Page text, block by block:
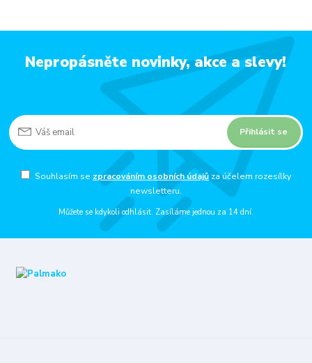
Nepropásněte novinky, akce a slevy!
Přihlásit se
Souhlasím se zpracováním osobních údajůza účelem rozesílky
newsletteru.
Můžete se kdykoli odhlásit. Zasíláme jednou za 14 dní.